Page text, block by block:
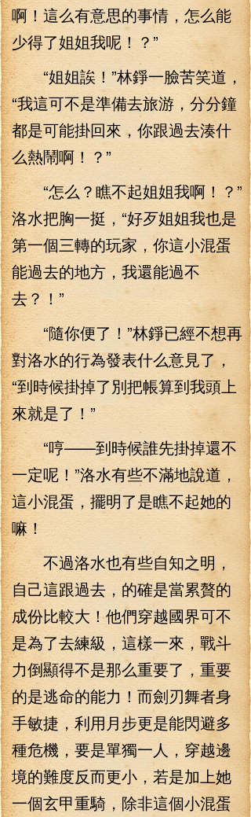
啊！這么有意思的事情，怎么能
少得了姐姐我呢！？”
“姐姐誒！”林錚一臉苦笑道，
“我這可不是準備去旅游，分分鐘
都是可能掛回來，你跟過去湊什
么熱鬧啊！？”
“怎么？瞧不起姐姐我啊！？”
洛水把胸一挺，“好歹姐姐我也是
第一個三轉的玩家，你這小混蛋
能過去的地方，我還能過不
去？！”
“隨你便了！”林錚已經不想再
對洛水的行為發表什么意見了，
“到時候掛掉了別把帳算到我頭上
來就是了！”
“哼——到時候誰先掛掉還不
一定呢！”洛水有些不滿地說道，
這小混蛋，擺明了是瞧不起她的
嘛！
不過洛水也有些自知之明，
自己這跟過去，的確是當累贅的
成份比較大！他們穿越國界可不
是為了去練級，這樣一來，戰斗
力倒顯得不是那么重要了，重要
的是逃命的能力！而劍刃舞者身
手敏捷，利用月步更是能閃避多
種危機，要是單獨一人，穿越邊
境的難度反而更小，若是加上她
一個玄甲重騎，除非這個小混蛋